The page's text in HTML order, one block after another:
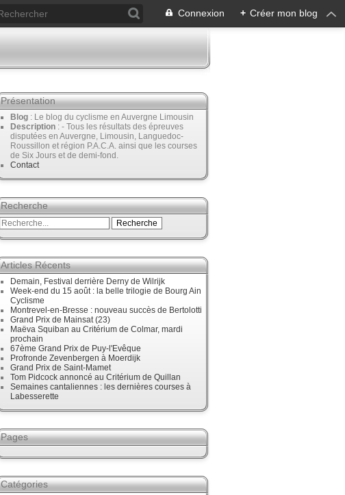
Connexion + Créer mon blog
Présentation
Blog : Le blog du cyclisme en Auvergne Limousin
Description : - Tous les résultats des épreuves
disputées en Auvergne, Limousin, Languedoc-
Roussillon et région P.A.C.A. ainsi que les courses
de Six Jours et de demi-fond.
Contact
Recherche
Articles Récents
Demain, Festival derrière Derny de Wilrijk
Week-end du 15 août : la belle trilogie de Bourg Ain
Cyclisme
Montrevel-en-Bresse : nouveau succès de Bertolotti
Grand Prix de Mainsat (23)
Maëva Squiban au Critérium de Colmar, mardi
prochain
67ème Grand Prix de Puy-l'Evêque
Profronde Zevenbergen à Moerdijk
Grand Prix de Saint-Mamet
Tom Pidcock annoncé au Critérium de Quillan
Semaines cantaliennes : les dernières courses à
Labesserette
Pages
Catégories